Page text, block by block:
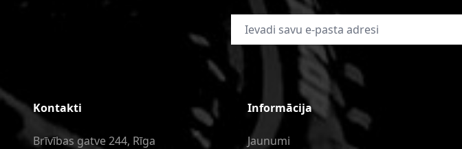
E-pasta adrese
Kontakti
Brīvības gatve 244, Rīga
Informācija
Jaunumi